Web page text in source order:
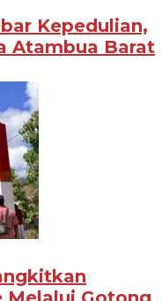
Kepedulian,
Atambua Barat